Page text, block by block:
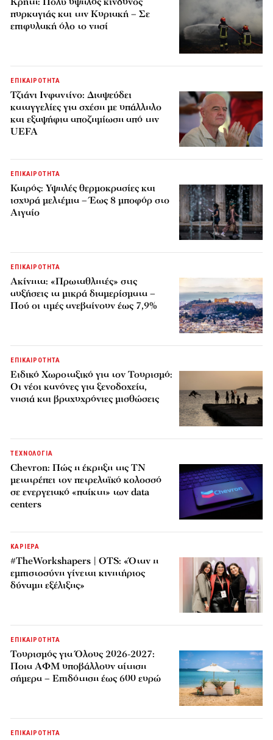
πυρκαγιάς και την Κυριακή – Σε
επιφυλακή όλο το νησί
ΕΠΙΚΑΙΡΟΤΗΤΑ
Τζιάνι Ινφαντίνο: Διαψεύδει
καταγγελίες για σχέση με υπάλληλο
και εξαψήφια αποζημίωση από την
UEFA
ΕΠΙΚΑΙΡΟΤΗΤΑ
Καιρός: Υψηλές θερμοκρασίες και
ισχυρά μελτέμια – Έως 8 μποφόρ στο
Αιγαίο
ΕΠΙΚΑΙΡΟΤΗΤΑ
Ακίνητα: «Πρωταθλητές» στις
αυξήσεις τα μικρά διαμερίσματα –
Πού οι τιμές ανεβαίνουν έως 7,9%
ΕΠΙΚΑΙΡΟΤΗΤΑ
Ειδικό Χωροταξικό για τον Τουρισμό:
Οι νέοι κανόνες για ξενοδοχεία,
νησιά και βραχυχρόνιες μισθώσεις
ΤΕΧΝΟΛΟΓΙΑ
Chevron: Πώς η έκρηξη της ΤΝ
μετατρέπει τον πετρελαϊκό κολοσσό
σε ενεργειακό «παίκτη» των data
centers
ΚΑΡΙΕΡΑ
#TheWorkshapers | OTS: «Όταν η
εμπιστοσύνη γίνεται κινητήριος
δύναμη εξέλιξης»
ΕΠΙΚΑΙΡΟΤΗΤΑ
Τουρισμός για Όλους 2026-2027:
Ποια ΑΦΜ υποβάλλουν αίτηση
σήμερα – Επιδότηση έως 600 ευρώ
ΕΠΙΚΑΙΡΟΤΗΤΑ